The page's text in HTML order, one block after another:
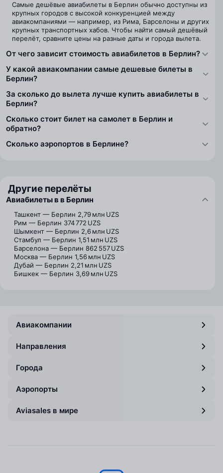
Самые дешёвые авиабилеты в Берлин обычно доступны из
крупных городов с высокой конкуренцией между
авиакомпаниями — например, из Рима, Барселоны и других
крупных транспортных хабов. Чтобы найти самый дешёвый
перелёт, сравните цены на разные даты и города вылета.
От чего зависит стоимость авиабилетов в Берлин?
У какой авиакомпании самые дешевые билеты в
Берлин?
За сколько до вылета лучше купить авиабилеты в
Берлин?
Сколько стоит билет на самолет в Берлин и
обратно?
Сколько аэропортов в Берлине?
Другие перелёты
Авиабилеты в в Берлин
Ташкент — Берлин 2,79 млн UZS
Рим — Берлин 374 772 UZS
Шымкент — Берлин 2,6 млн UZS
Стамбул — Берлин 1,51 млн UZS
Барселона — Берлин 862 557 UZS
Москва — Берлин 1,56 млн UZS
Дубай — Берлин 2,21 млн UZS
Бишкек — Берлин 3,69 млн UZS
Авиакомпании
Направления
Города
Аэропорты
Aviasales в мире